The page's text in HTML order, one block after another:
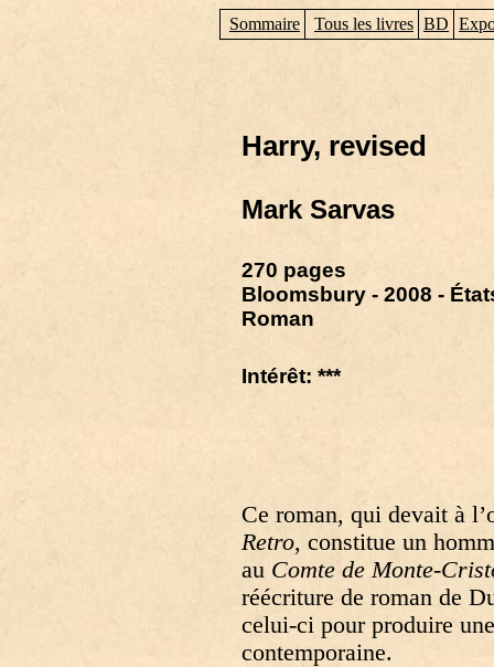
Sommaire Tous les livres BD
Harry, revised
Mark Sarvas
270 pages
Bloomsbury - 2008 -
Roman
Intérêt: ***
Ce roman, qui devait à
Retro, constitue un
au Comte de Monte-
réécriture de roman de
celui-ci pour produire
contemporaine.